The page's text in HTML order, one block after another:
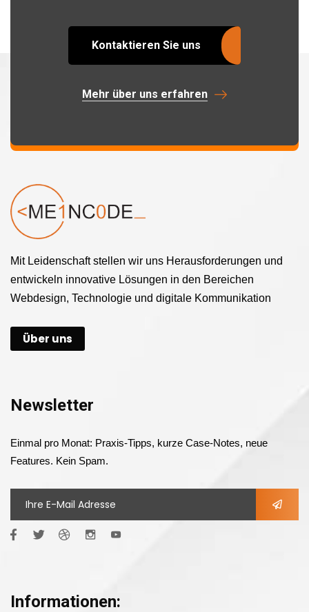
Kontaktieren Sie uns
Mehr über uns erfahren
Mit Leidenschaft stellen wir uns Herausforderungen und
entwickeln innovative Lösungen in den Bereichen
Webdesign, Technologie und digitale Kommunikation
Über uns
Newsletter
Einmal pro Monat: Praxis-Tipps, kurze Case-Notes, neue
Features. Kein Spam.
Informationen: